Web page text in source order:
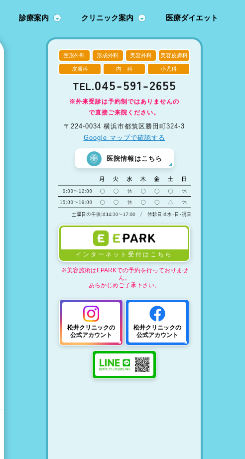
診療案内 クリニック案内 医療ダイエット
整形外科 形成外科 美容外科 美容皮膚科
皮膚科 内 科 小児科
TEL.045-591-2655
※外来受診は予約制ではありませんの
で直接ご来院ください。
〒224-0034 横浜市都筑区勝田町324-3
Google マップで確認する
医院情報はこちら
インターネット受付はこちら
※美容施術はEPARKでの予約を行っておりませ
ん。
あらかじめご了承下さい。
松井クリニックの
公式アカウント
松井クリニックの
公式アカウント